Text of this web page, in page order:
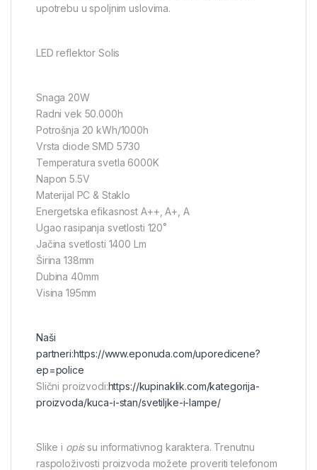
upotrebu u spoljnim uslovima.
LED reflektor Solis
Snaga 20W
Radni vek 50.000h
Potrošnja 20 kWh/1000h
Vrsta diode SMD 5730
Temperatura svetla 6000K
Napon 5.5V
Materijal PC & Staklo
Energetska efikasnost A++, A+, A
Ugao rasipanja svetlosti 120˚
Jačina svetlosti 1400 Lm
Širina 138mm
Dubina 40mm
Visina 195mm
Naši
partneri:https://www.eponuda.com/uporedicene?
ep=police
Slični proizvodi:https://kupinaklik.com/kategorija-
proizvoda/kuca-i-stan/svetiljke-i-lampe/
Slike i opissu informativnog karaktera. Trenutnu
raspoloživosti proizvoda možete proveriti telefonom